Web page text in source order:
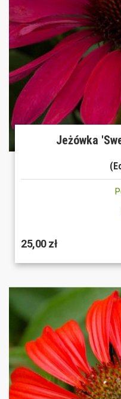
Jeżówka
25,00 zł